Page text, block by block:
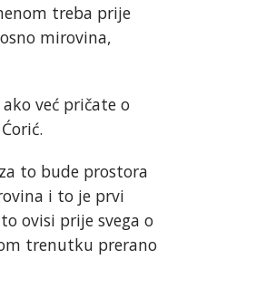
treba prije
mirovina,
već pričate o
to bude prostora
i to je prvi
ovisi prije svega o
trenutku prerano